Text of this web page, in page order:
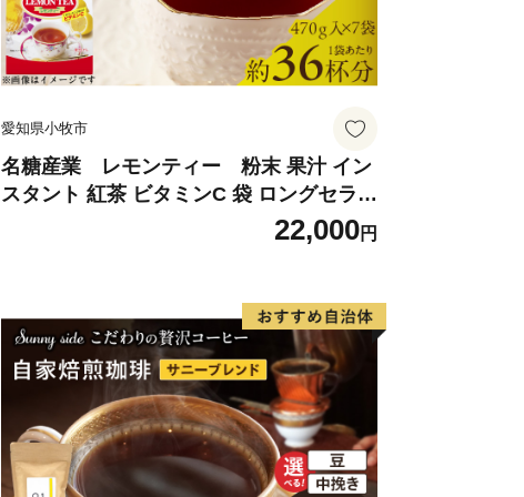
愛知県小牧市
名糖産業 レモンティー 粉末 果汁 イン
スタント 紅茶 ビタミンC 袋 ロングセラー
粉末飲料 粉末茶 簡単 手軽 ホット アイス
22,000円